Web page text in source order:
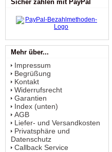
Sicher zahlen mit PayPal
Mehr über...
Impressum
Begrüßung
Kontakt
Widerrufsrecht
Garantien
Index (unten)
AGB
Liefer- und Versandkosten
Privatsphäre und
Datenschutz
Callback Service